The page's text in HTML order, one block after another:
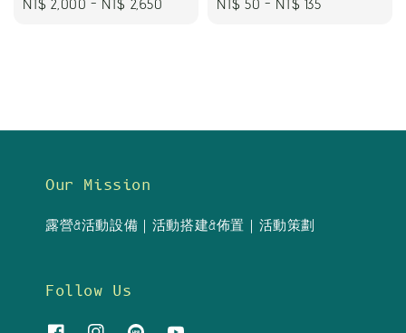
Regular
NT$ 2,000 - NT$ 2,650
Regular
NT$ 50 - NT$ 135
Our Mission
露營&活動設備｜活動搭建&佈置｜活動策劃
Follow Us